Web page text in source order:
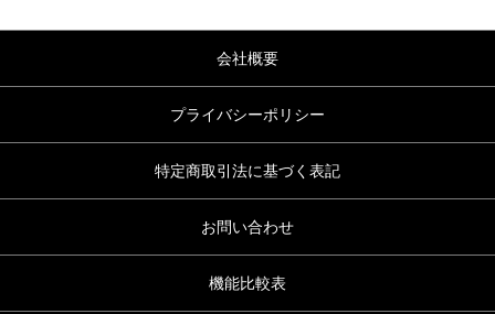
会社概要
プライバシーポリシー
特定商取引法に基づく表記
お問い合わせ
機能比較表